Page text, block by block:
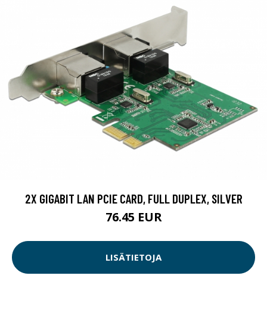
2X GIGABIT LAN PCIE CARD, FULL DUPLEX, SILVER
76.45 EUR
LISÄTIETOJA